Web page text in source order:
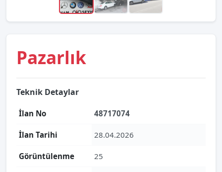
Pazarlık
Teknik Detaylar
İlan No 48717074
İlan Tarihi 28.04.2026
Görüntülenme 25